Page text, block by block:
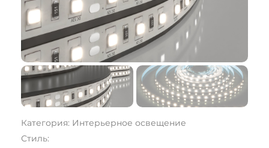
Категория: Интерьерное освещение
Стиль: